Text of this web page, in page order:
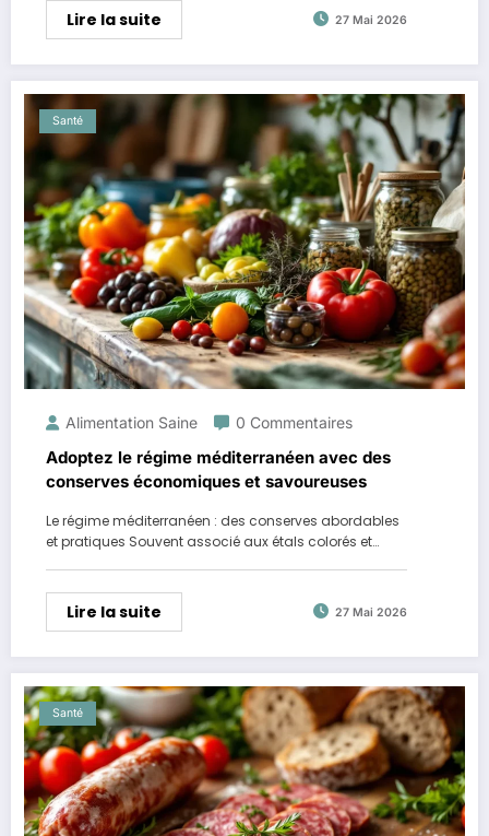
Lire la suite 27 Mai 2026
Santé
Alimentation Saine 0 Commentaires
Adoptez le régime méditerranéen avec des
conserves économiques et savoureuses
Le régime méditerranéen : des conserves abordables
et pratiques Souvent associé aux étals colorés et…
Lire la suite 27 Mai 2026
Santé